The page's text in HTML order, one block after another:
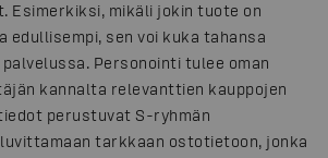
Esimerkiksi, mikäli jokin tuote on
edullisempi, sen voi kuka tahansa
Personointi tulee oman
kannalta relevanttien kauppojen
perustuvat S-ryhmän
tarkkaan ostotietoon, jonka